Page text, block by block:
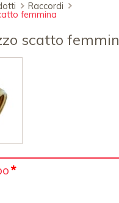
Raccordi
femmina
scatto
*